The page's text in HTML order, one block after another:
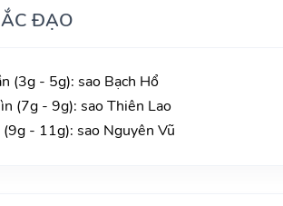
ĐẠO
(3g - 5g): sao Bạch Hổ
(7g - 9g): sao Thiên Lao
- 11g): sao Nguyên Vũ